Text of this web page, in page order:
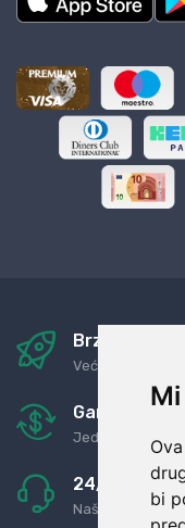
bi
Brza i
Već za nekoliko
Garancija u
Jednostavno
24/7
Naši agenti